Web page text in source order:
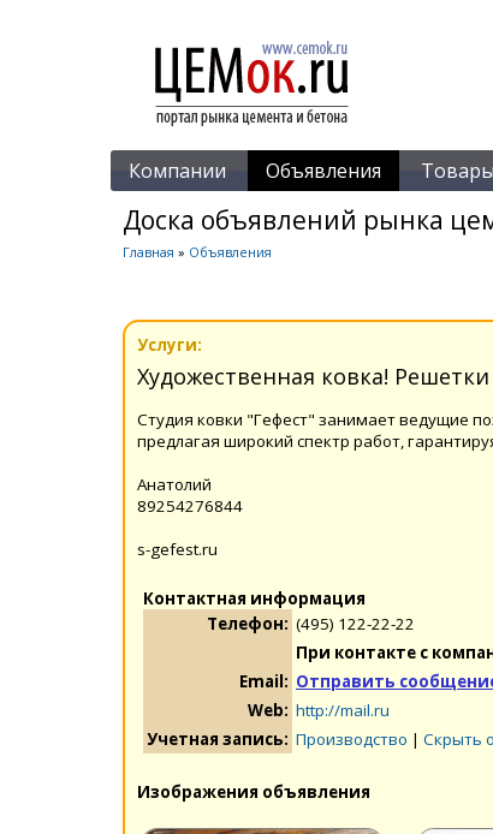
Компании Объявления Товары
Доска объявлений рынка
Главная » Объявления
Услуги:
Художественная ковка!
Студия ковки "Гефест" занимает ведущие
предлагая широкий спектр работ,
Анатолий
89254276844
s-gefest.ru
Контактная информация
Телефон: (495) 122-22-22
При контакте с
Email: Отправить
Web: http://mail.ru
Учетная запись: Производство | Скрыть
Изображения объявления